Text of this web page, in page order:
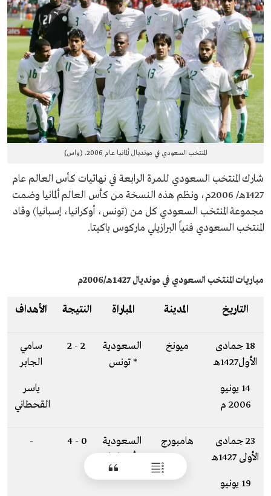
المنتخب السعودي في مونديال ألمانيا عام 2006. (واس)
شارك المنتخب السعودي للمرة الرابعة في نهائيات كأس العالم عام
1427هـ/ 2006م، ونظم هذه النسخة من كأس العالم ألمانيا وضمت
مجموعة المنتخب السعودي كل من (تونس، أوكرانيا، إسبانيا) وقاد
المنتخب السعودي فنياً البرازيلي ماركوس باكيتا.
مباريات المنتخب السعودي في مونديال 1427هـ/2006م
التاريخ المدينة المباراة النتيجة الأهداف
18 جمادى
الأول1427هـ
14 يونيو
2006 م
ميونخ
السعودية
* تونس
2 - 2
سامي
الجابر
ياسر
القحطاني
23 جمادى
الأولى 1427هـ
19 يونيو
هامبورج
السعودية
* أوكرانيا
0 - 4
-